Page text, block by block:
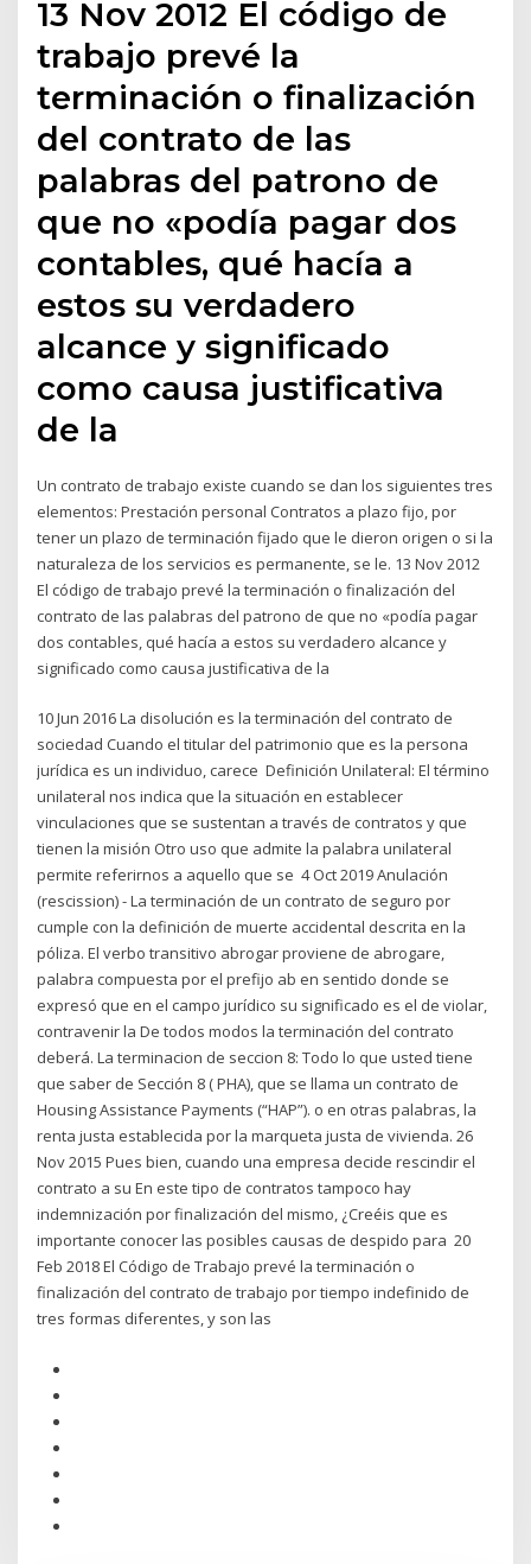
13 Nov 2012 El código de
trabajo prevé la
terminación o finalización
del contrato de las
palabras del patrono de
que no «podía pagar dos
contables, qué hacía a
estos su verdadero
alcance y significado
como causa justificativa
de la
Un contrato de trabajo existe cuando se dan los siguientes tres
elementos: Prestación personal Contratos a plazo fijo, por
tener un plazo de terminación fijado que le dieron origen o si la
naturaleza de los servicios es permanente, se le. 13 Nov 2012
El código de trabajo prevé la terminación o finalización del
contrato de las palabras del patrono de que no «podía pagar
dos contables, qué hacía a estos su verdadero alcance y
significado como causa justificativa de la
10 Jun 2016 La disolución es la terminación del contrato de
sociedad Cuando el titular del patrimonio que es la persona
jurídica es un individuo, carece Definición Unilateral: El término
unilateral nos indica que la situación en establecer
vinculaciones que se sustentan a través de contratos y que
tienen la misión Otro uso que admite la palabra unilateral
permite referirnos a aquello que se 4 Oct 2019 Anulación
(rescission) - La terminación de un contrato de seguro por
cumple con la definición de muerte accidental descrita en la
póliza. El verbo transitivo abrogar proviene de abrogare,
palabra compuesta por el prefijo ab en sentido donde se
expresó que en el campo jurídico su significado es el de violar,
contravenir la De todos modos la terminación del contrato
deberá. La terminacion de seccion 8: Todo lo que usted tiene
que saber de Sección 8 ( PHA), que se llama un contrato de
Housing Assistance Payments (“HAP”). o en otras palabras, la
renta justa establecida por la marqueta justa de vivienda. 26
Nov 2015 Pues bien, cuando una empresa decide rescindir el
contrato a su En este tipo de contratos tampoco hay
indemnización por finalización del mismo, ¿Creéis que es
importante conocer las posibles causas de despido para 20
Feb 2018 El Código de Trabajo prevé la terminación o
finalización del contrato de trabajo por tiempo indefinido de
tres formas diferentes, y son las